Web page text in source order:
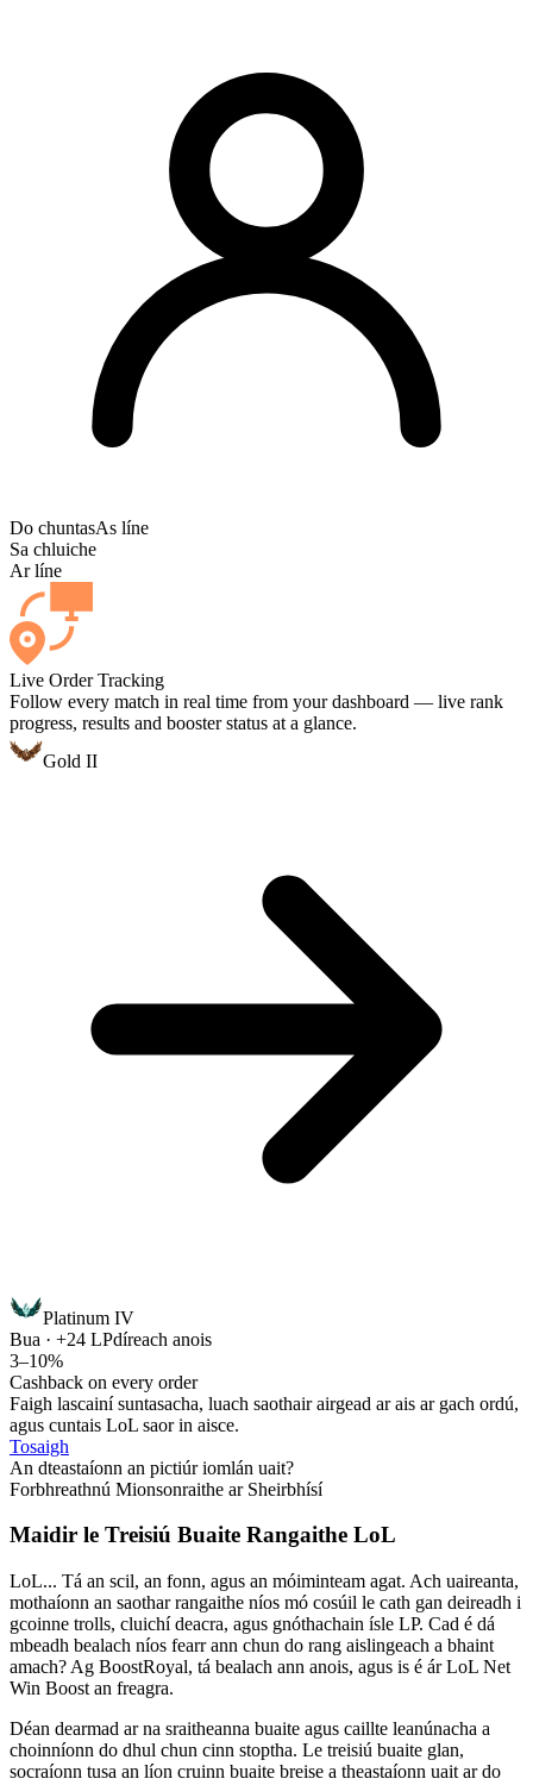
Do chuntasAs líne
Sa chluiche
Ar líne
Live Order Tracking
Follow every match in real time from your dashboard — live rank
progress, results and booster status at a glance.
Gold II
Platinum IV
Bua · +24 LPdíreach anois
3–10%
Cashback on every order
Faigh lascainí suntasacha, luach saothair airgead ar ais ar gach ordú,
agus cuntais LoL saor in aisce.
Tosaigh
An dteastaíonn an pictiúr iomlán uait?
Forbhreathnú Mionsonraithe ar Sheirbhísí
Maidir le Treisiú Buaite Rangaithe LoL
LoL... Tá an scil, an fonn, agus an móiminteam agat. Ach uaireanta,
mothaíonn an saothar rangaithe níos mó cosúil le cath gan deireadh i
gcoinne trolls, cluichí deacra, agus gnóthachain ísle LP. Cad é dá
mbeadh bealach níos fearr ann chun do rang aislingeach a bhaint
amach? Ag BoostRoyal, tá bealach ann anois, agus is é ár LoL Net
Win Boost an freagra.
Déan dearmad ar na sraitheanna buaite agus caillte leanúnacha a
choinníonn do dhul chun cinn stoptha. Le treisiú buaite glan,
socraíonn tusa an líon cruinn buaite breise a theastaíonn uait ar do